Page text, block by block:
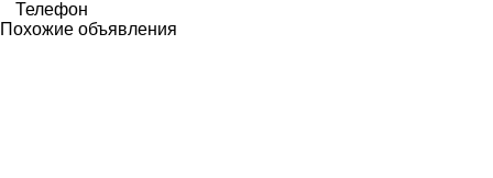
Телефон
Похожие объявления